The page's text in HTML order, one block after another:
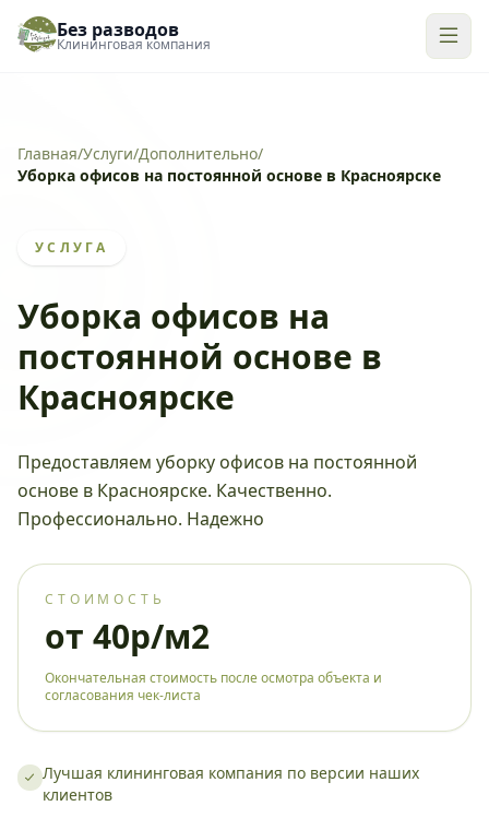
Без разводов
Клининговая компания
Главная/Услуги/Дополнительно/
Уборка офисов на постоянной основе в Красноярске
УСЛУГА
Уборка офисов на
постоянной основе в
Красноярске
Предоставляем уборку офисов на постоянной
основе в Красноярске. Качественно.
Профессионально. Надежно
СТОИМОСТЬ
от 40р/м2
Окончательная стоимость после осмотра объекта и
согласования чек-листа
Лучшая клининговая компания по версии наших
клиентов